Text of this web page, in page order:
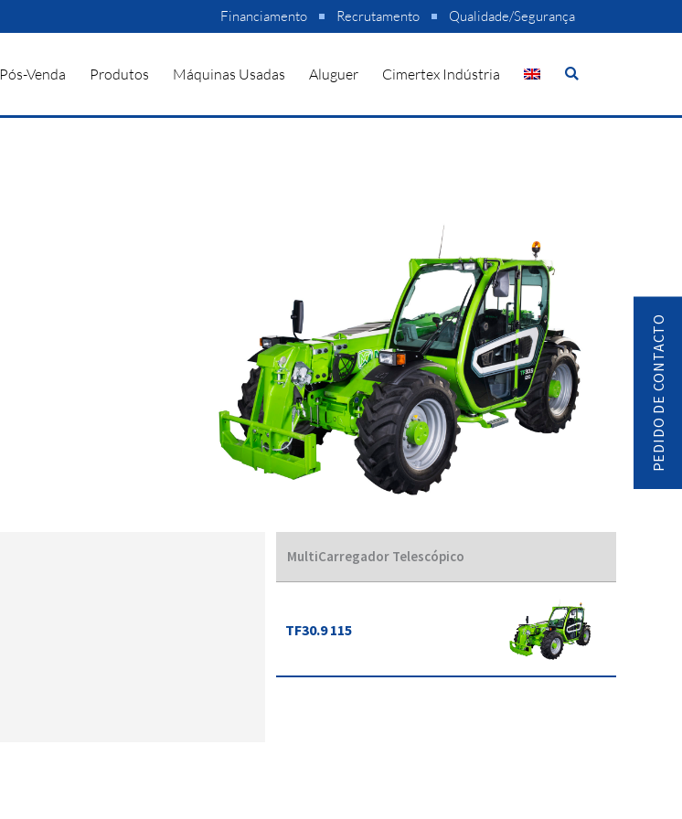
Financiamento Recrutamento Qualidade/Segurança
Pós-Venda Produtos Máquinas Usadas Aluguer Cimertex Indústria
MultiCarregador Telescópico
TF30.9 115
PEDIDO DE CONTACTO